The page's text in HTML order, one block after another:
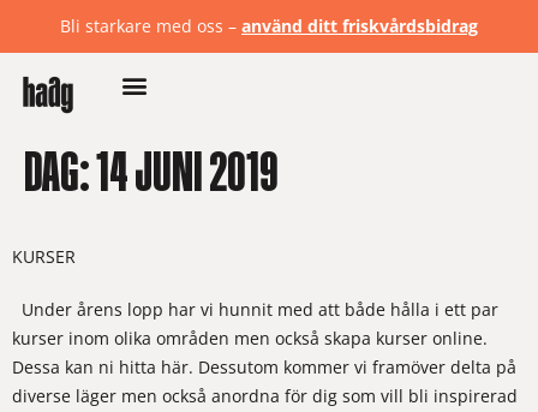
Bli starkare med oss – använd ditt friskvårdsbidrag
DAG:14 JUNI 2019
KURSER
Under årens lopp har vi hunnit med att både hålla i ett par
kurser inom olika områden men också skapa kurser online.
Dessa kan ni hitta här. Dessutom kommer vi framöver delta på
diverse läger men också anordna för dig som vill bli inspirerad